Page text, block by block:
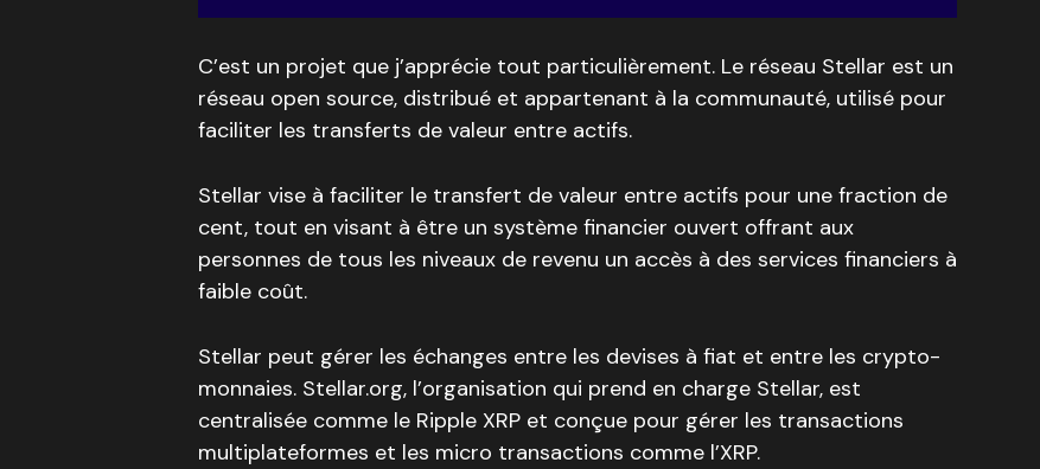
C’est un projet que j’apprécie tout particulièrement. Le réseau Stellar est un
réseau open source, distribué et appartenant à la communauté, utilisé pour
faciliter les transferts de valeur entre actifs.
Stellar vise à faciliter le transfert de valeur entre actifs pour une fraction de
cent, tout en visant à être un système financier ouvert offrant aux
personnes de tous les niveaux de revenu un accès à des services financiers à
faible coût.
Stellar peut gérer les échanges entre les devises à fiat et entre les crypto-
monnaies. Stellar.org, l’organisation qui prend en charge Stellar, est
centralisée comme le Ripple XRP et conçue pour gérer les transactions
multiplateformes et les micro transactions comme l’XRP.